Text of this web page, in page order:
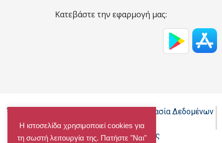
Κατεβάστε την εφαρμογή μας:
Όροι Χρήσης - Πολιτική Cookies - Προστασία Δεδομένων
Προσωπικού Χαρακτήρα
Δήλωση προσβασιμότητας
Η ιστοσελίδα χρησιμοποιεί cookies για
τη σωστή λειτουργία της. Πατήστε "Ναι"